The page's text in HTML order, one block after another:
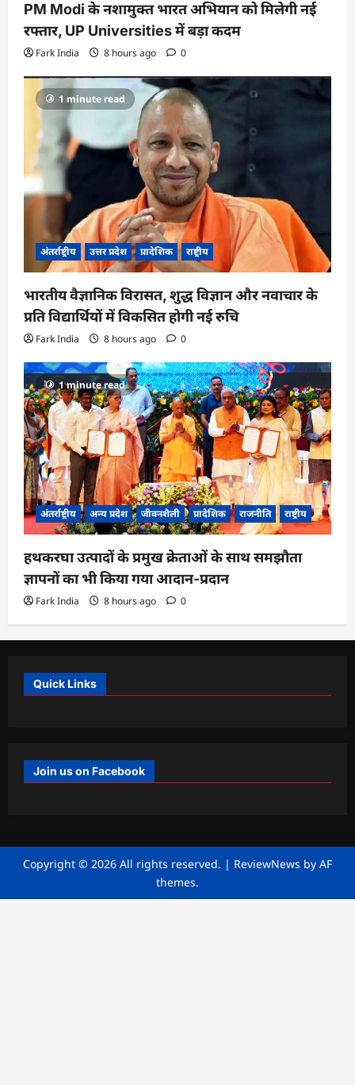
PM Modi के नशामुक्त भारत अभियान को मिलेगी नई
रफ्तार, UP Universities में बड़ा कदम
Fark India 8 hours ago 0
1 minute read
अंतर्राष्ट्रीय उत्तर प्रदेश प्रादेशिक राष्ट्रीय
भारतीय वैज्ञानिक विरासत, शुद्ध विज्ञान और नवाचार के
प्रति विद्यार्थियों में विकसित होगी नई रुचि
Fark India 8 hours ago 0
1 minute read
अंतर्राष्ट्रीय अन्य प्रदेश जीवनशैली प्रादेशिक राजनीति राष्ट्रीय
हथकरघा उत्पादों के प्रमुख क्रेताओं के साथ समझौता
ज्ञापनों का भी किया गया आदान-प्रदान
Fark India 8 hours ago 0
Quick Links
Join us on Facebook
Copyright © 2026 All rights reserved. | ReviewNews by AF
themes.